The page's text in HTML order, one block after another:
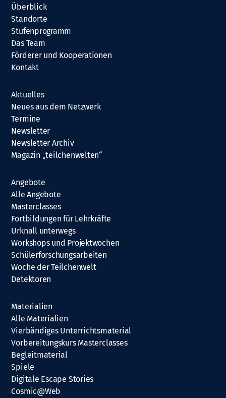
Überblick
Standorte
Stufenprogramm
Das Team
Förderer und Kooperationen
Kontakt
Aktuelles
Neues aus dem Netzwerk
Termine
Newsletter
Newsletter Archiv
Magazin „teilchenwelten“
Angebote
Alle Angebote
Masterclasses
Fortbildungen für Lehrkräfte
Urknall unterwegs
Workshops und Projektwochen
Schülerforschungsarbeiten
Woche der Teilchenwelt
Detektoren
Materialien
Alle Materialien
Vierbändiges Unterrichtsmaterial
Vorbereitungskurs Masterclasses
Begleitmaterial
Spiele
Digitale Escape Stories
Cosmic@Web